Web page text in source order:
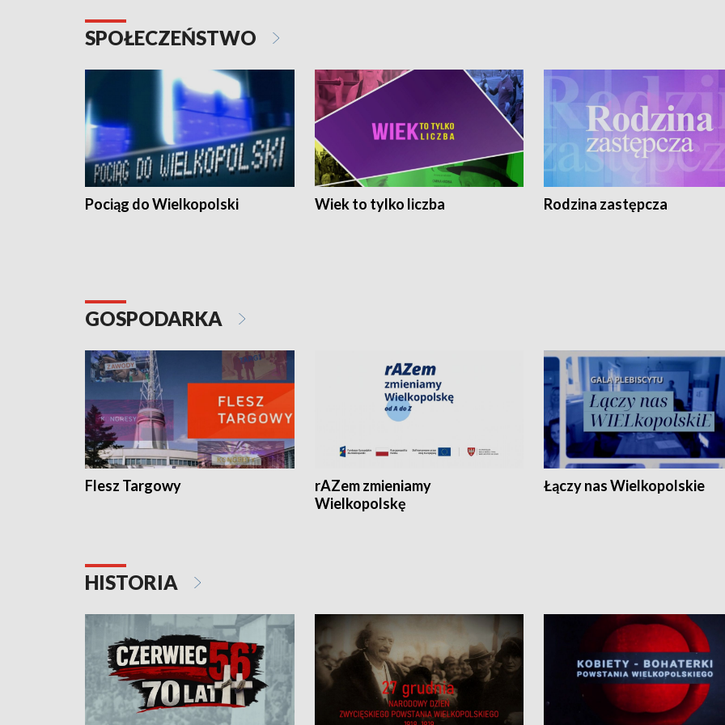
SPOŁECZEŃSTWO
Pociąg do Wielkopolski Wiek to tylko liczba Rodzina zastępcza
GOSPODARKA
Flesz Targowy
rAZem zmieniamy
Wielkopolskę
Łączy nas Wielkopolskie
HISTORIA